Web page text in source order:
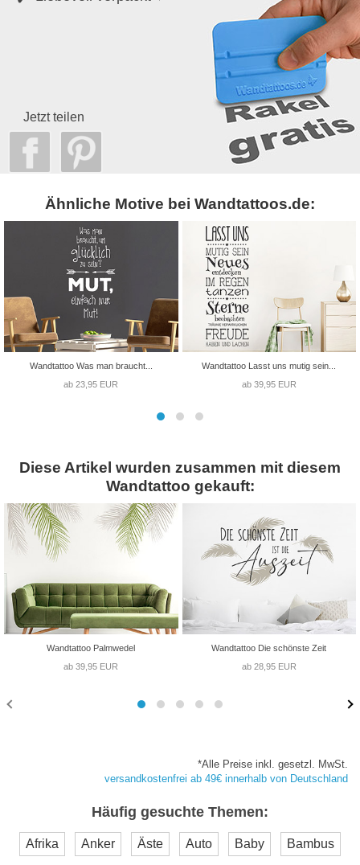
Jetzt teilen
Ähnliche Motive bei Wandtattoos.de:
Wandtattoo Was man braucht...
ab 23,95 EUR
Wandtattoo Lasst uns mutig sein...
ab 39,95 EUR
Diese Artikel wurden zusammen mit diesem
Wandtattoo gekauft:
Wandtattoo Palmwedel
ab 39,95 EUR
Wandtattoo Die schönste Zeit
ab 28,95 EUR
*Alle Preise inkl. gesetzl. MwSt.
versandkostenfrei ab 49€ innerhalb von Deutschland
Häufig gesuchte Themen:
Afrika Anker Äste Auto Baby Bambus